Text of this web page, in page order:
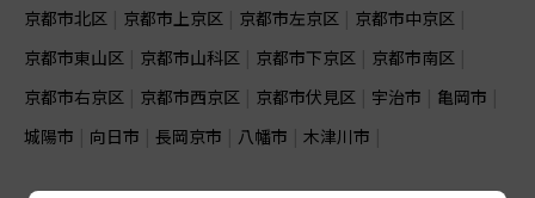
京都市北区 京都市上京区 京都市左京区
京都市中京区
京都市東山区
京都市山科区 京都市下京区
京都市南区
京都市右京区
京都市西京区 京都市伏見区 宇治市
亀岡市
城陽市
向日市 長岡京市 八幡市 木津川市